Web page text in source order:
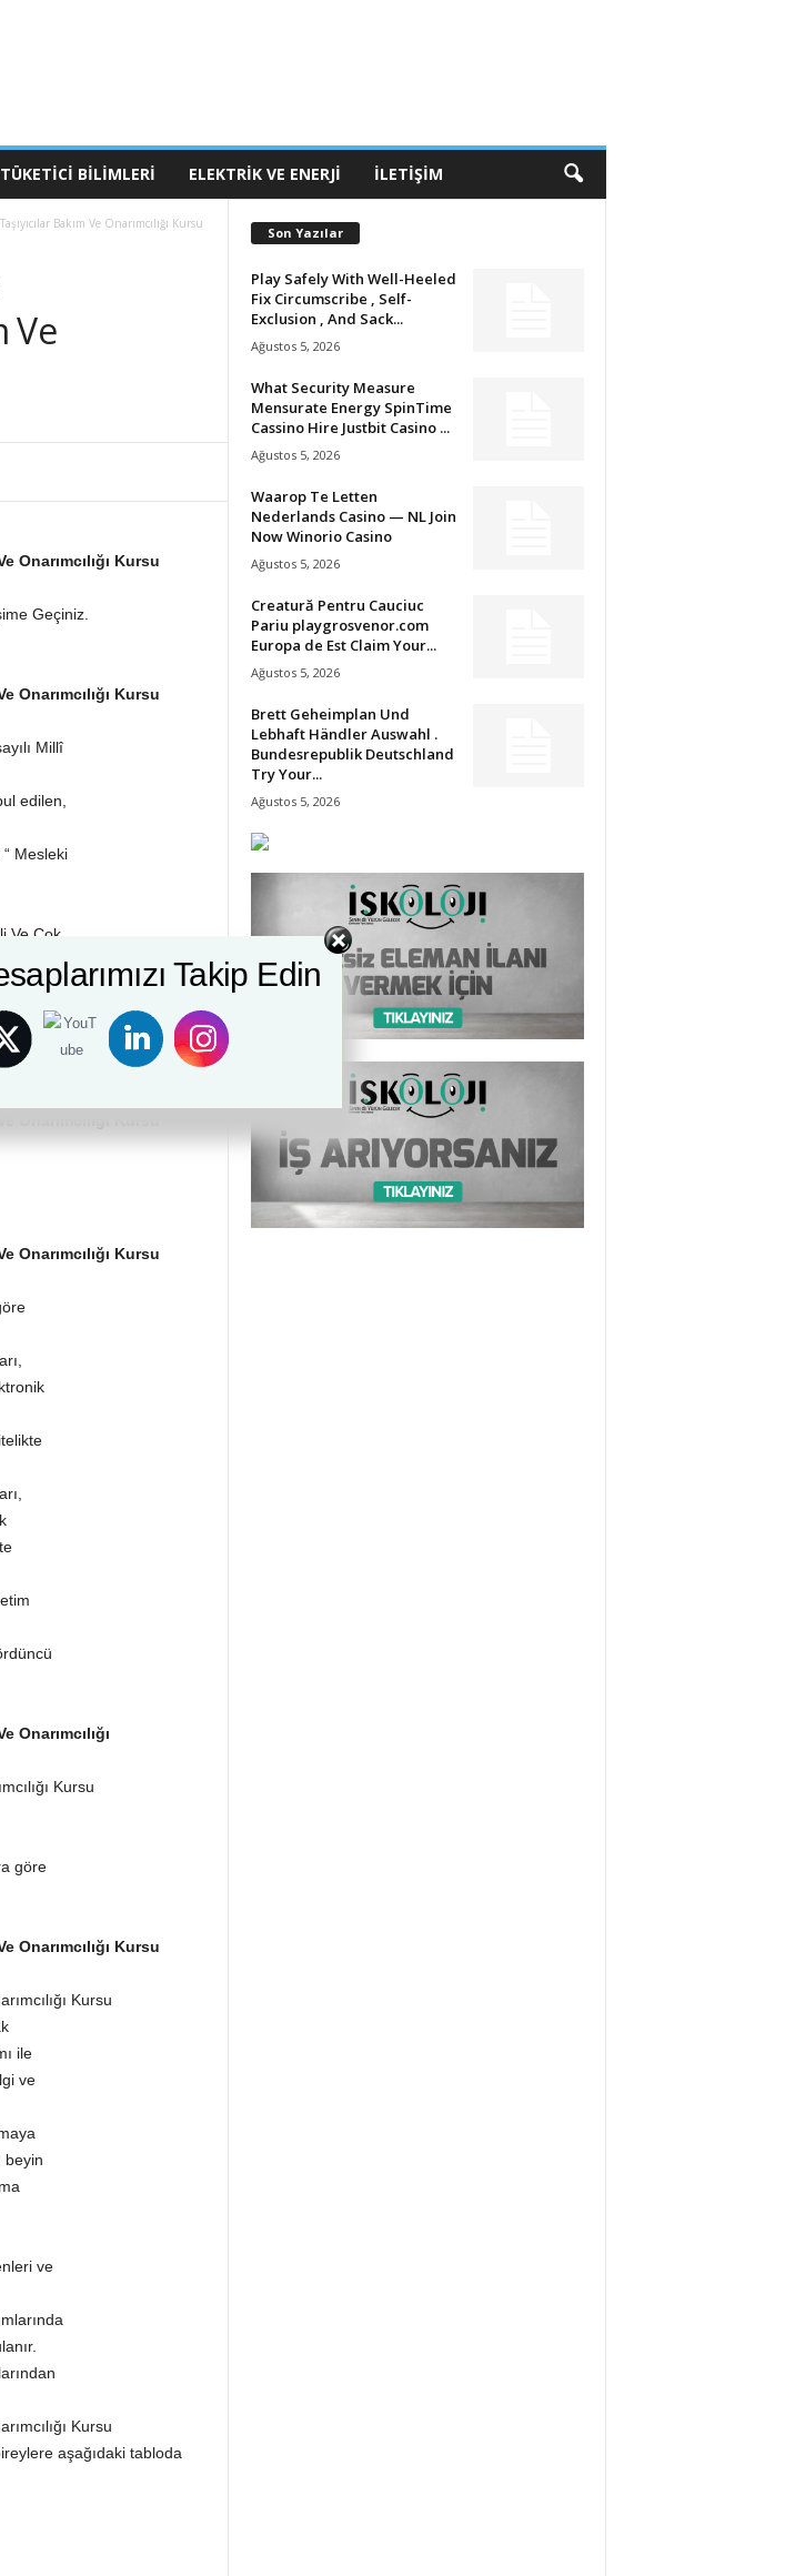
BILIMLERI ELEKTRIK VE ENERJI İLETIŞIM
Bakım Ve Onarımcılığı Kursu
Ve
Onarımcılığı Kursu
Geçiniz.
Onarımcılığı Kursu
Millî
edilen,
“ Mesleki
Ve Çok
–
Kursu
Onarımcılığı Kursu
Onarımcılığı
Kursu
göre
Onarımcılığı Kursu
Kursu
ile
ve
beyin
ve
Kursu
aşağıdaki tabloda
Son Yazılar
Play Safely With Well-Heeled
Fix Circumscribe , Self-
Exclusion , And Sack...
Ağustos 5, 2026
What Security Measure
Mensurate Energy SpinTime
Cassino Hire Justbit Casino ...
Ağustos 5, 2026
Waarop Te Letten
Nederlands Casino — NL Join
Now Winorio Casino
Ağustos 5, 2026
Creatură Pentru Cauciuc
Pariu playgrosvenor.com
Europa de Est Claim Your...
Ağustos 5, 2026
Brett Geheimplan Und
Lebhaft Händler Auswahl .
Bundesrepublik Deutschland
Try Your...
Ağustos 5, 2026
Takip Edin